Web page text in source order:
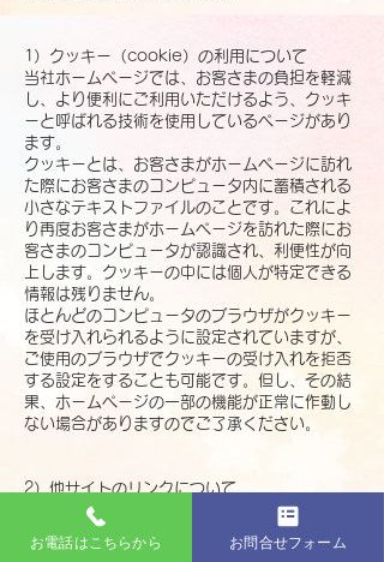
1）クッキー（cookie）の利用について
当社ホームページでは、お客さまの負担を軽減
し、より便利にご利用いただけるよう、クッキ
ーと呼ばれる技術を使用しているページがあり
ます。
クッキーとは、お客さまがホームページに訪れ
た際にお客さまのコンピュータ内に蓄積される
小さなテキストファイルのことです。これによ
り再度お客さまがホームページを訪れた際にお
客さまのコンピュータが認識され、利便性が向
上します。クッキーの中には個人が特定できる
情報は残りません。
ほとんどのコンピュータのブラウザがクッキー
を受け入れられるように設定されていますが、
ご使用のブラウザでクッキーの受け入れを拒否
する設定をすることも可能です。但し、その結
果、ホームページの一部の機能が正常に作動し
ない場合がありますのでご了承ください。
2）他サイトのリンクについて
当社ホームページには、お客さまに対し、有用
な情報・サービスをご提供するため他の会社の
運営するホームページへのリンクがあります。
お電話はこちらから お問合せフォーム